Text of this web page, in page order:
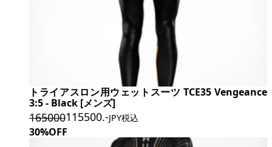
トライアスロン用ウェットスーツ TCE35 Vengeance
3:5 - Black [メンズ]
165000115500.-JPY税込
30%OFF